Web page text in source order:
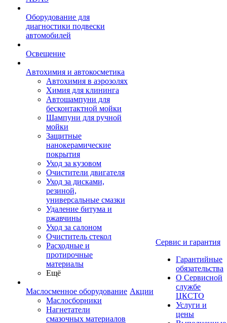
Оборудование для
диагностики подвески
автомобилей
Освещение
Автохимия и автокосметика
Автохимия в аэрозолях
Химия для клининга
Автошампуни для
бесконтактной мойки
Шампуни для ручной
мойки
Защитные
нанокерамические
покрытия
Уход за кузовом
Очистители двигателя
Уход за дисками,
резиной,
универсальные смазки
Удаление битума и
ржавчины
Уход за салоном
Очиститель стекол
Расходные и
протирочные
материалы
Ещё
Маслосменное оборудование
Маслосборники
Нагнетатели
смазочных материалов
Акции
Сервис и гарантия
Гарантийные
обязательства
О Сервисной
службе
ЦКСТО
Услуги и
цены